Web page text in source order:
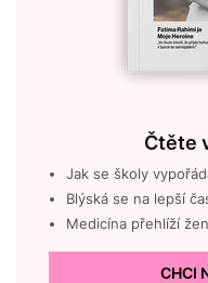
Čtěte
Jak se školy
Blýská se na lepší
Medicína přehlíží
CHCI